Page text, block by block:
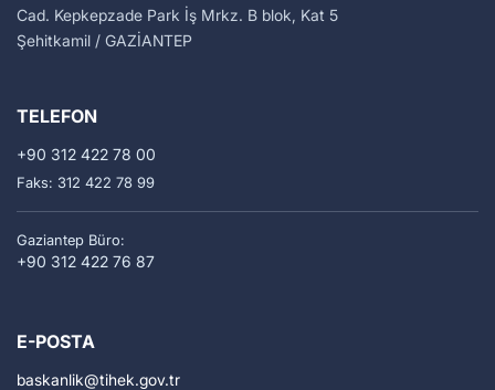
Cad. Kepkepzade Park İş Mrkz. B blok, Kat 5
Şehitkamil / GAZİANTEP
TELEFON
+90 312 422 78 00
Faks: 312 422 78 99
Gaziantep Büro:
+90 312 422 76 87
E-POSTA
baskanlik tihek.gov.tr